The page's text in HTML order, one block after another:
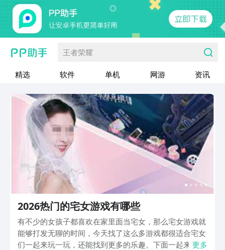
王者荣耀
精选 软件 单机 网游 资讯
2026热门的宅女游戏有哪些
有不少的女孩子都喜欢在家里面当宅女，那么宅女游戏就
能够打发无聊的时间，今天找了这么多游戏都很适合宅女
们一起来玩一玩，还能找到更多的乐趣。下面一起来看一
更多